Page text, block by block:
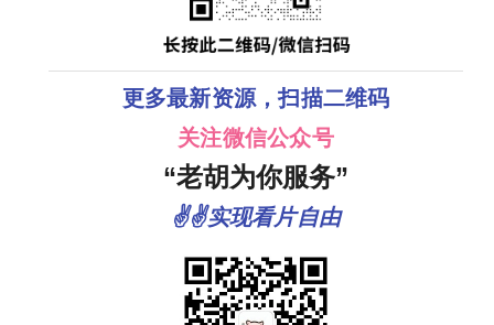
更多最新资源，扫描二维码
关注微信公众号
“老胡为你服务”
✌✌实现看片自由